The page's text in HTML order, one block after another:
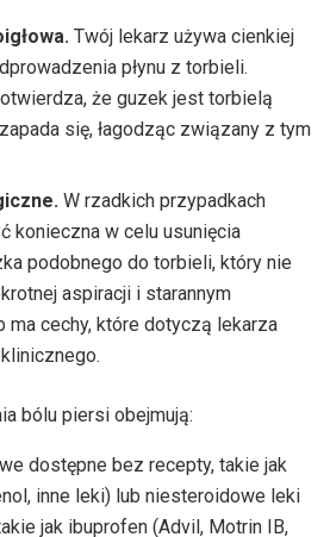
Twój lekarz używa cienkiej
płynu z torbieli.
że ​​guzek jest torbielą
się, łagodząc związany z tym
W rzadkich przypadkach
konieczna w celu usunięcia
podobnego do torbieli, który nie
aspiracji i starannym
ma cechy, które dotyczą lekarza
bólu piersi obejmują:
dostępne bez recepty, takie jak
inne leki) lub niesteroidowe leki
jak ibuprofen (Advil, Motrin IB,